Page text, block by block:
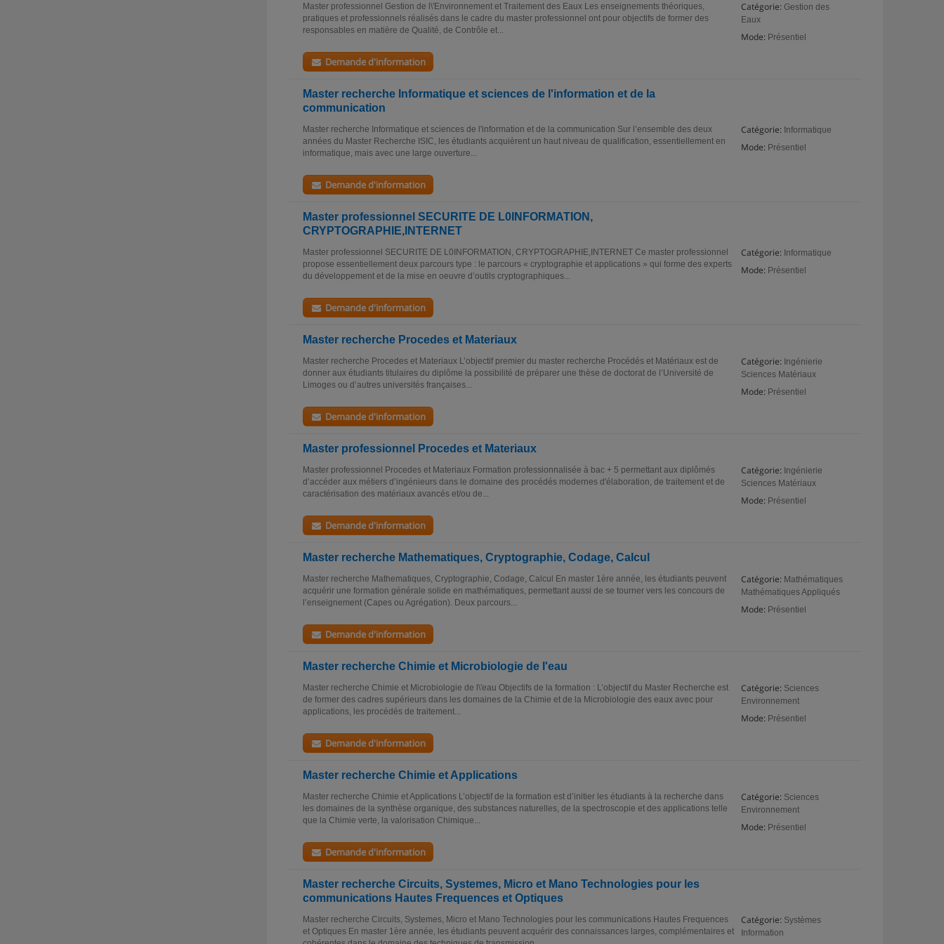
Catégorie: Gestion des
Eaux
Mode: Présentiel
Master professionnel Gestion de l\'Environnement et Traitement des Eaux Les enseignements théoriques,
pratiques et professionnels réalisés dans le cadre du master professionnel ont pour objectifs de former des
responsables en matière de Qualité, de Contrôle et...
Demande d'information
Master recherche Informatique et sciences de l'information et de la
communication
Catégorie: Informatique
Mode: Présentiel
Master recherche Informatique et sciences de l'information et de la communication Sur l’ensemble des deux
années du Master Recherche ISIC, les étudiants acquièrent un haut niveau de qualification, essentiellement en
informatique, mais avec une large ouverture...
Demande d'information
Master professionnel SECURITE DE L0INFORMATION,
CRYPTOGRAPHIE,INTERNET
Catégorie: Informatique
Mode: Présentiel
Master professionnel SECURITE DE L0INFORMATION, CRYPTOGRAPHIE,INTERNET Ce master professionnel
propose essentiellement deux parcours type : le parcours « cryptographie et applications » qui forme des experts
du développement et de la mise en oeuvre d’outils cryptographiques...
Demande d'information
Master recherche Procedes et Materiaux
Catégorie: Ingénierie
Sciences Matériaux
Mode: Présentiel
Master recherche Procedes et Materiaux L’objectif premier du master recherche Procédés et Matériaux est de
donner aux étudiants titulaires du diplôme la possibilité de préparer une thèse de doctorat de l’Université de
Limoges ou d’autres universités françaises...
Demande d'information
Master professionnel Procedes et Materiaux
Catégorie: Ingénierie
Sciences Matériaux
Mode: Présentiel
Master professionnel Procedes et Materiaux Formation professionnalisée à bac + 5 permettant aux diplômés
d’accéder aux métiers d’ingénieurs dans le domaine des procédés modernes d'élaboration, de traitement et de
caractérisation des matériaux avancés et/ou de...
Demande d'information
Master recherche Mathematiques, Cryptographie, Codage, Calcul
Catégorie: Mathématiques
Mathématiques Appliqués
Mode: Présentiel
Master recherche Mathematiques, Cryptographie, Codage, Calcul En master 1ère année, les étudiants peuvent
acquérir une formation générale solide en mathématiques, permettant aussi de se tourner vers les concours de
l’enseignement (Capes ou Agrégation). Deux parcours...
Demande d'information
Master recherche Chimie et Microbiologie de l'eau
Catégorie: Sciences
Environnement
Mode: Présentiel
Master recherche Chimie et Microbiologie de l\'eau Objectifs de la formation : L’objectif du Master Recherche est
de former des cadres supérieurs dans les domaines de la Chimie et de la Microbiologie des eaux avec pour
applications, les procédés de traitement...
Demande d'information
Master recherche Chimie et Applications
Catégorie: Sciences
Environnement
Mode: Présentiel
Master recherche Chimie et Applications L’objectif de la formation est d’initier les étudiants à la recherche dans
les domaines de la synthèse organique, des substances naturelles, de la spectroscopie et des applications telle
que la Chimie verte, la valorisation Chimique...
Demande d'information
Master recherche Circuits, Systemes, Micro et Mano Technologies pour les
communications Hautes Frequences et Optiques
Catégorie: Systèmes
Information
Master recherche Circuits, Systemes, Micro et Mano Technologies pour les communications Hautes Frequences
et Optiques En master 1ère année, les étudiants peuvent acquérir des connaissances larges, complémentaires et